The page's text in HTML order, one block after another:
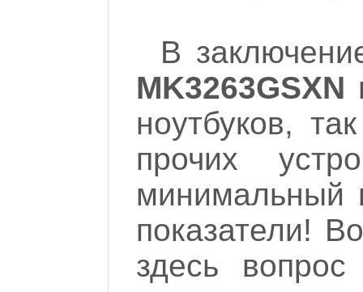
В
MK3263GSXN
ноутбуков,
прочих
минимальный
показатели!
здесь